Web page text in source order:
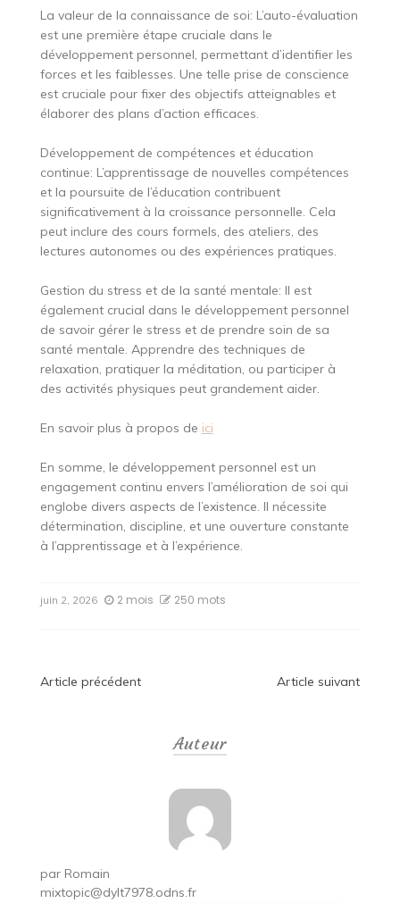
La valeur de la connaissance de soi: L’auto-évaluation
est une première étape cruciale dans le
développement personnel, permettant d’identifier les
forces et les faiblesses. Une telle prise de conscience
est cruciale pour fixer des objectifs atteignables et
élaborer des plans d’action efficaces.
Développement de compétences et éducation
continue: L’apprentissage de nouvelles compétences
et la poursuite de l’éducation contribuent
significativement à la croissance personnelle. Cela
peut inclure des cours formels, des ateliers, des
lectures autonomes ou des expériences pratiques.
Gestion du stress et de la santé mentale: Il est
également crucial dans le développement personnel
de savoir gérer le stress et de prendre soin de sa
santé mentale. Apprendre des techniques de
relaxation, pratiquer la méditation, ou participer à
des activités physiques peut grandement aider.
En savoir plus à propos de ici
En somme, le développement personnel est un
engagement continu envers l’amélioration de soi qui
englobe divers aspects de l’existence. Il nécessite
détermination, discipline, et une ouverture constante
à l’apprentissage et à l’expérience.
juin 2, 2026 2 mois 250 mots
Navigation
Article précédent Article suivant
Auteur
par Romain
mixtopic@dylt7978.odns.fr